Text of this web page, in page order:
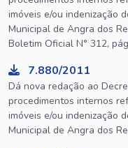
imóveis e/ou indenização
Municipal de Angra dos
Boletim Oficial N° 312,
7.880/2011
Dá nova redação ao
procedimentos internos
imóveis e/ou indenização
Municipal de Angra dos